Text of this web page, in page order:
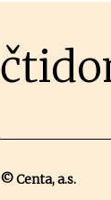
© Centa, a.s.